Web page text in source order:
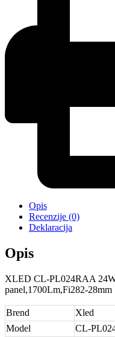
Opis
Recenzije (0)
Deklaracija
Opis
XLED CL-PL024RAA
panel,1700Lm,Fi282-28mm
Brend
Xled
Model
CL-